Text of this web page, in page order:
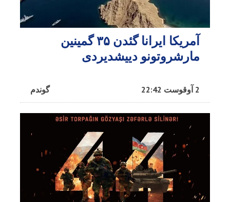
آمریکا ایرانا گئدن ۳۵ گمینین
مارشروتونو دییشدیردی
گوندم 2 آوقوست 22:42